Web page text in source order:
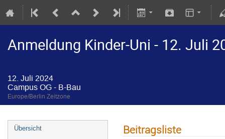
Anmeldung Kinder-Uni - 12. Juli
12. Juli 2024
Campus OG - B-Bau
Europe/Berlin Zeitzone
Übersicht Beitragsliste